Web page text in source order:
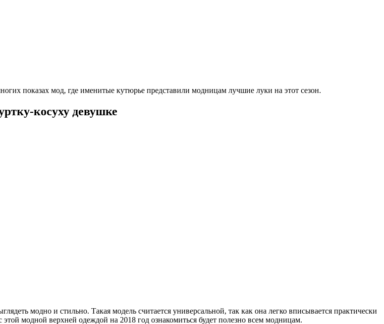
показах мод, где именитые кутюрье представили модницам лучшие луки на этот сезон.
косуху девушке
модно и стильно. Такая модель считается универсальной, так как она легко вписывается практически
модной верхней одеждой на 2018 год ознакомиться будет полезно всем модницам.